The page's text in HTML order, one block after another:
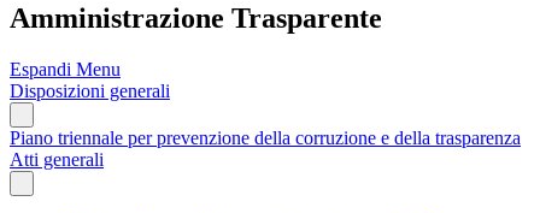
Amministrazione Trasparente
Espandi Menu
Disposizioni generali
Piano triennale per prevenzione della corruzione e della trasparenza
Atti generali